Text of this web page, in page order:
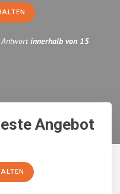
innerhalb von 15
Angebot